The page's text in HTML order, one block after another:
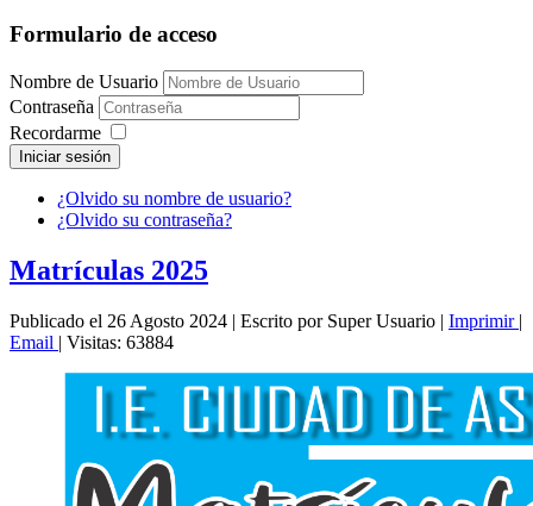
Formulario de acceso
Nombre de Usuario
Contraseña
Recordarme
Iniciar sesión
¿Olvido su nombre de usuario?
¿Olvido su contraseña?
Matrículas 2025
Publicado el 26 Agosto 2024 | Escrito por Super Usuario | Imprimir |
Email | Visitas: 63884